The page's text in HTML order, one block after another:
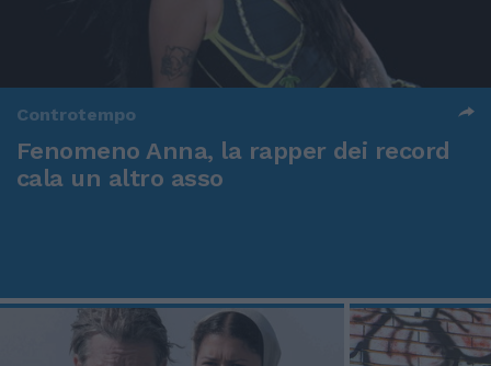
Controtempo
Fenomeno Anna, la rapper dei record
cala un altro asso